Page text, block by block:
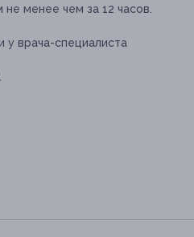
менее чем за 12 часов.
врача-специалиста